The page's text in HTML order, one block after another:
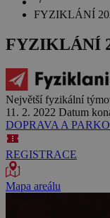
FYZIKLÁNÍ
FYZIKLÁNÍ
Největší fyzikální
11. 2. 2022 Datum
DOPRAVA A
REGISTRACE
Mapa areálu